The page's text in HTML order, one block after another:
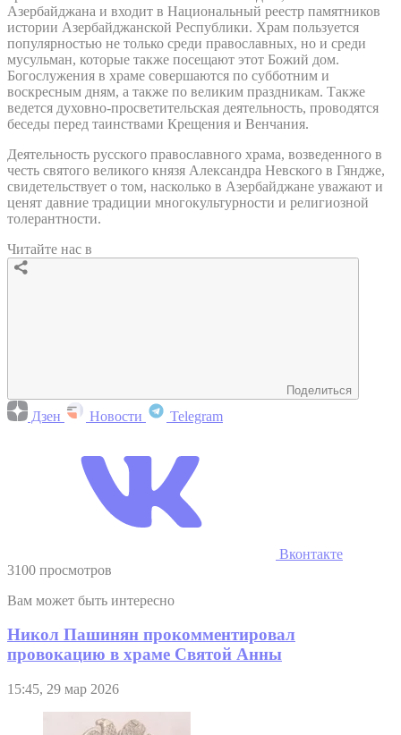
Азербайджана и входит в Национальный реестр памятников
истории Азербайджанской Республики. Храм пользуется
популярностью не только среди православных, но и среди
мусульман, которые также посещают этот Божий дом.
Богослужения в храме совершаются по субботним и
воскресным дням, а также по великим праздникам. Также
ведется духовно-просветительская деятельность, проводятся
беседы перед таинствами Крещения и Венчания.
Деятельность русского православного храма, возведенного в
честь святого великого князя Александра Невского в Гяндже,
свидетельствует о том, насколько в Азербайджане уважают и
ценят давние традиции многокультурности и религиозной
толерантности.
Читайте нас в
Поделиться
Дзен Новости Telegram
Вконтакте
3100 просмотров
Вам может быть интересно
Никол Пашинян прокомментировал
провокацию в храме Святой Анны
15:45, 29 мар 2026